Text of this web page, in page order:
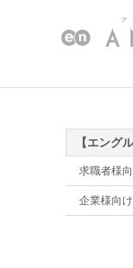
【エング
求職者様
企業様向